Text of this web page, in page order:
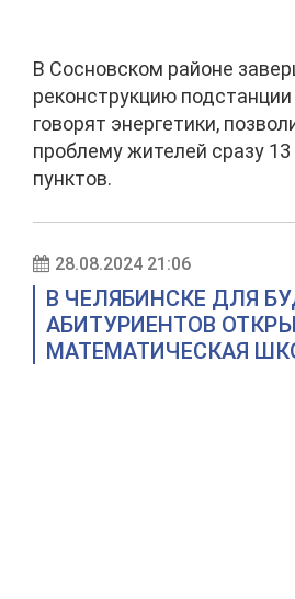
В Сосновском районе
реконструкцию
говорят энергетики,
проблему жителей сразу
пунктов.
28.08.2024 21:06
В ЧЕЛЯБИНСКЕ ДЛЯ
АБИТУРИЕНТОВ
МАТЕМАТИЧЕСКАЯ